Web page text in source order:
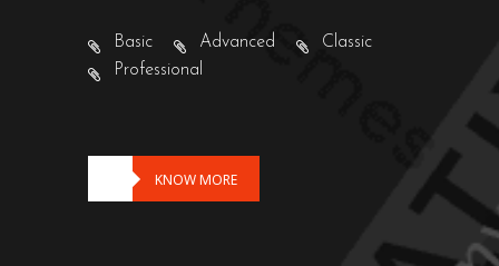
Basic Advanced
Classic
Professional
KNOW MORE